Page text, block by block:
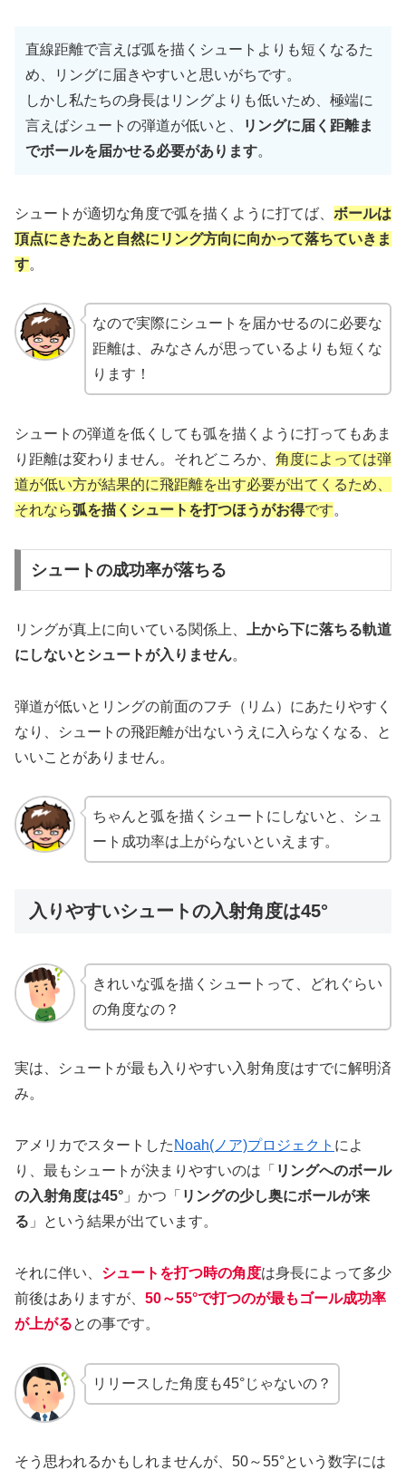
直線距離で言えば弧を描くシュートよりも短くなるた
め、リングに届きやすいと思いがちです。
しかし私たちの身長はリングよりも低いため、極端に
言えばシュートの弾道が低いと、
リングに届く距離ま
でボールを届かせる必要があります。
シュートが適切な角度で弧を描くように打てば、 ボールは
頂点にきたあと自然にリング方向に向かって落ちていきま
す。
なので実際にシュートを届かせるのに必要な
距離は、みなさんが思っているよりも短くな
ります！
シュートの弾道を低くしても弧を描くように打ってもあま
り距離は変わりません。それどころか、 角度によっては弾
道が低い方が結果的に飛距離を出す必要が出てくるため、
それなら弧を描くシュートを打つほうがお得です。
シュートの成功率が落ちる
リングが真上に向いている関係上、
上から下に落ちる軌道
にしないとシュートが入りません。
弾道が低いとリングの前面のフチ（リム）にあたりやすく
なり、シュートの飛距離が出ないうえに入らなくなる、と
いいことがありません。
ちゃんと弧を描くシュートにしないと、シュ
ート成功率は上がらないといえます。
入りやすいシュートの入射角度は45°
きれいな弧を描くシュートって、どれぐらい
の角度なの？
実は、シュートが最も入りやすい入射角度はすでに解明済
み。
アメリカでスタートした Noah(ノア)プロジェクト によ
り、最もシュートが決まりやすいのは「 リングへのボール
の入射角度は45° 」かつ「 リングの少し奥にボールが来
る 」という結果が出ています。
それに伴い、 シュートを打つ時の角度は身長によって多少
前後はありますが、 50～55°で打つのが最もゴール成功率
が上がるとの事です。
リリースした角度も45°じゃないの？
そう思われるかもしれませんが、50～55°という数字には